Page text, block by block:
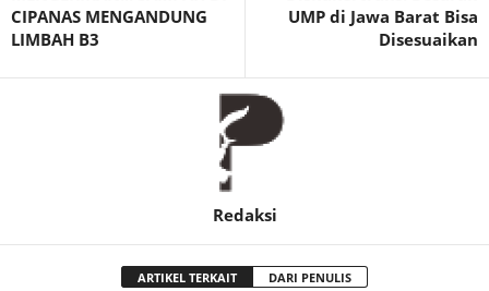
CIPANAS MENGANDUNG
LIMBAH B3
UMP di Jawa Barat Bisa
Disesuaikan
Redaksi
ARTIKEL TERKAIT DARI PENULIS